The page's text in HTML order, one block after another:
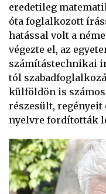
eredetileg
óta foglalkozott
hatással volt a
végezte el, az
számítástechnikai
tól
külföldön is
részesült, regényeit
nyelvre fordították